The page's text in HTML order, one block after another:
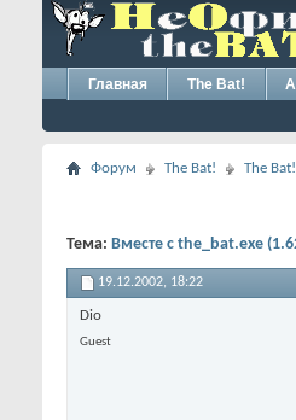
Главная The Bat!
Форум The Bat! The
Тема: Вместе с the_bat.exe
19.12.2002, 18:22
Dio
Guest